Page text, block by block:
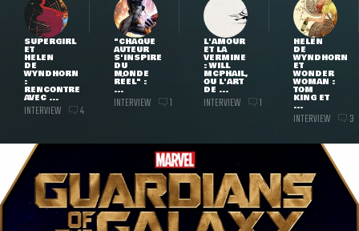
SUPERGIRL
ET
HELEN
DE
WYNDHORN
:
RENCONTRE
AVEC ...
INTERVIEW 4
"CHAQUE
AUTEUR
S'INSPIRE
DU
MONDE
RÉEL" :
...
INTERVIEW 1
L'AMOUR
ET LA
VERMINE
: WILL
MCPHAIL,
OU L'ART
DE ...
INTERVIEW 1
HELEN
DE
WYNDHORN
ET
WONDER
WOMAN :
TOM
KING ET
...
INTERVIEW 3